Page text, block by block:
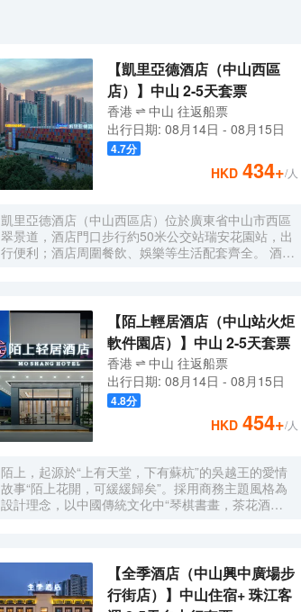
【凱里亞德酒店（中山西區
店）】中山 2-5天套票
香港 中山 往返船票
出行日期: 08月14日 - 08月15日
4.7分
HKD 434+/人
凱里亞德酒店（中山西區店）位於廣東省中山市西區
翠景道，酒店門口步行約50米公交站瑞安花園站，出
行便利；酒店周圍餐飲、娛樂等生活配套齊全。 酒店
【陌上輕居酒店（中山站火炬
軟件園店）】中山 2-5天套票
香港 中山 往返船票
出行日期: 08月14日 - 08月15日
4.8分
HKD 454+/人
陌上，起源於“上有天堂，下有蘇杭”的吳越王的愛情
故事“陌上花開，可緩緩歸矣”。採用商務主題風格為
設計理念，以中國傳統文化中“琴棋書畫，茶花酒
充足，設有100個停車位；店內豐富的設施設備涵蓋
了“早餐廳、茶室、健身房、洗衣房、會議室”等；賓
客在住宿期間，享受迎賓水果小食等佳餚；為賓客提
【全季酒店（中山興中廣場步
行街店）】中山住宿+ 珠江客